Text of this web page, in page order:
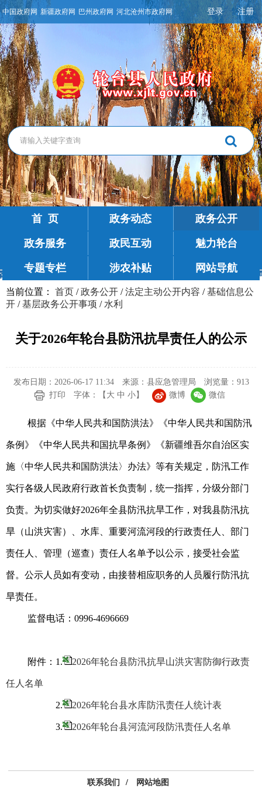
中国政府网 新疆政府网 巴州政府网 河北沧州市政府网 登录 注册
首 页 政务动态 政务公开
政务服务 政民互动 魅力轮台
专题专栏 涉农补贴 网站导航
当前位置： 首页 /政务公开 /法定主动公开内容 /基础信息公
开 /基层政务公开事项 / 水利
关于2026年轮台县防汛抗旱责任人的公示
发布日期：2026-06-17 11:34 来源：县应急管理局 浏览量： 913
打印
字体：【 大 中 小】 微博 微信
根据《中华人民共和国防洪法》《中华人民共和国防汛
条例》《中华人民共和国抗旱条例》《新疆维吾尔自治区实
施〈中华人民共和国防洪法〉办法》等有关规定，防汛工作
实行各级人民政府行政首长负责制，统一指挥，分级分部门
负责。为切实做好2026年全县防汛抗旱工作，对我县防汛抗
旱（山洪灾害）、水库、重要河流河段的行政责任人、部门
责任人、管理（巡查）责任人名单予以公示，接受社会监
督。公示人员如有变动，由接替相应职务的人员履行防汛抗
旱责任。
监督电话：0996-4696669
附件：1. 2026年轮台县防汛抗旱山洪灾害防御行政责
任人名单
2. 2026年轮台县水库防汛责任人统计表
3. 2026年轮台县河流河段防汛责任人名单
联系我们 / 网站地图